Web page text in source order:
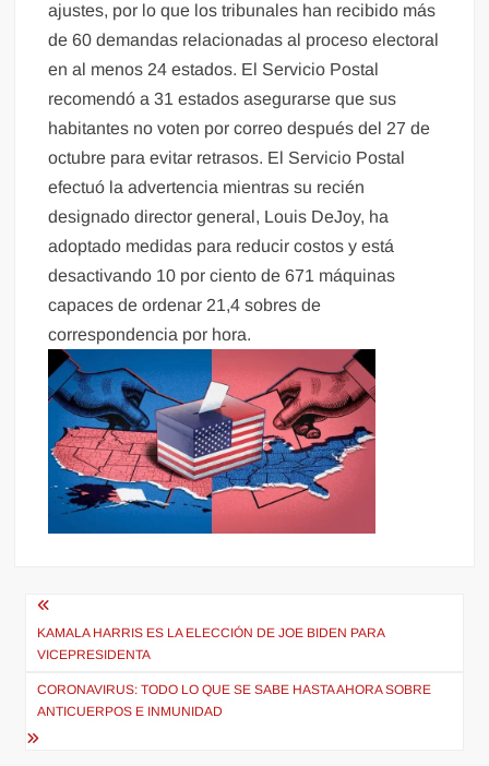
ajustes, por lo que los tribunales han recibido más
de 60 demandas relacionadas al proceso electoral
en al menos 24 estados. El Servicio Postal
recomendó a 31 estados asegurarse que sus
habitantes no voten por correo después del 27 de
octubre para evitar retrasos. El Servicio Postal
efectuó la advertencia mientras su recién
designado director general, Louis DeJoy, ha
adoptado medidas para reducir costos y está
desactivando 10 por ciento de 671 máquinas
capaces de ordenar 21,4 sobres de
correspondencia por hora.
Navegación
de
entradas
KAMALA HARRIS ES LA ELECCIÓN DE JOE BIDEN PARA
VICEPRESIDENTA
CORONAVIRUS: TODO LO QUE SE SABE HASTA AHORA SOBRE
ANTICUERPOS E INMUNIDAD